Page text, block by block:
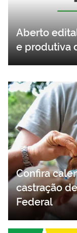
Aberto
e produtiva
Confira
castração
Federal